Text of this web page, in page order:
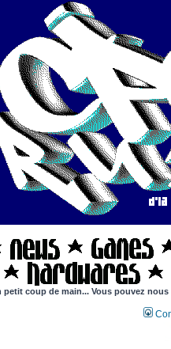
petit coup de main... Vous pouvez